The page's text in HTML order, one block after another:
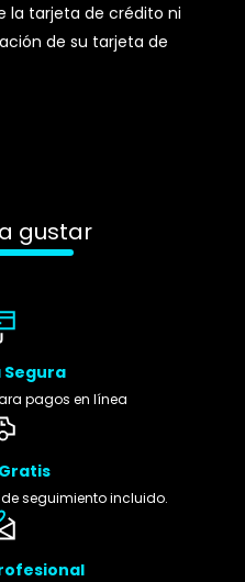
la tarjeta de crédito ni
de su tarjeta de
gustar
Segura
pagos en línea
seguimiento incluido.